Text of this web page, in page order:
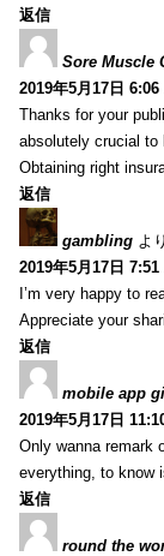
返信
Sore Muscle
2019年5月17日 6:06
Thanks for your
absolutely crucial to
Obtaining right
返信
gambling よ
2019年5月17日 7:51
I’m very happy to
Appreciate your
返信
mobile app
2019年5月17日
Only wanna remark
everything, to know
返信
round the